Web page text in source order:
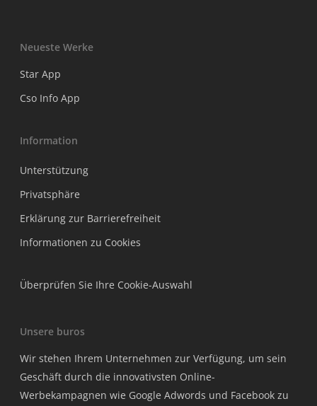
Neueste Werke
Star App
Cso Info App
Information
Unterstützung
Privatsphäre
Erklärung zur Barrierefreiheit
Informationen zu Cookies
Überprüfen Sie Ihre Cookie-Auswahl
Unsere buros
Wir stehen Ihrem Unternehmen zur Verfügung, um sein
Geschäft durch die innovativsten Online-
Werbekampagnen wie Google Adwords und Facebook zu